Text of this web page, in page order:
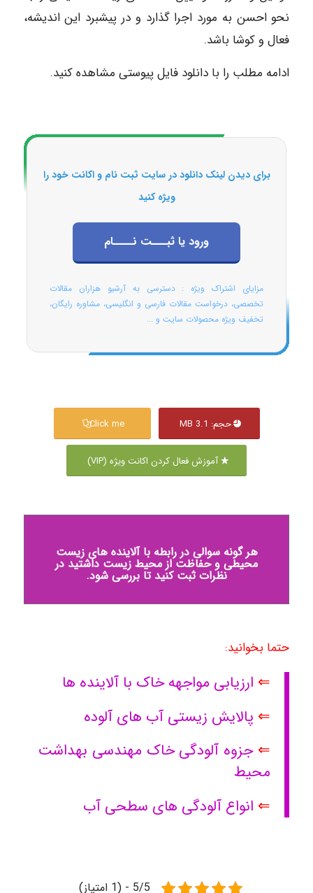
نحو احسن به مورد اجرا گذارد و در پیشبرد این اندیشه،
فعال و کوشا باشد.
ادامه مطلب را با دانلود فایل پیوستی مشاهده کنید.
برای دیدن لینک دانلود در سایت ثبت نام و اکانت خود را
ویژه کنید
ورود یا ثبـــت نــــام
مزایای اشتراک ویژه : دسترسی به آرشیو هزاران مقالات
تخصصی، درخواست مقالات فارسی و انگلیسی، مشاوره رایگان،
تخفیف ویژه محصولات سایت و ...
حجم: 3.1 MB Click me
آموزش فعال کردن اکانت ویژه (VIP)
هر گونه سوالی در رابطه با آلاینده های زیست
محیطی و حفاظت از محیط زیست داشتید در
نظرات ثبت کنید تا بررسی شود.
حتما بخوانید:
⇐ ارزیابی مواجهه خاک با آلاینده ها
⇐ پالایش زیستی آب های آلوده
⇐جزوه آلودگی خاک مهندسی بهداشت
محیط
⇐ انواع آلودگی های سطحی آب
5/5 - (1 امتیاز)